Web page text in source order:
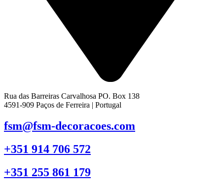
Rua das Barreiras Carvalhosa PO. Box 138
4591-909 Paços de Ferreira | Portugal
fsm@fsm-decoracoes.com
+351 914 706 572
+351 255 861 179